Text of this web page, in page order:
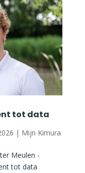
tot data
| Mijn Kimura
Meulen -
tot data